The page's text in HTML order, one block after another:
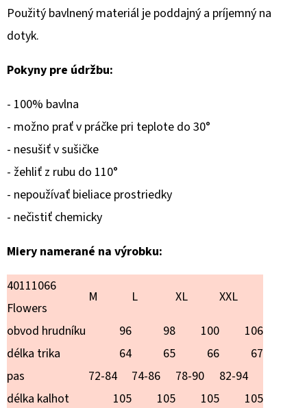
Použitý bavlnený materiál je poddajný a príjemný na
dotyk.
Pokyny pre údržbu:
- 100% bavlna
- možno prať v práčke pri teplote do 30°
- nesušiť v sušičke
- žehliť z rubu do 110°
- nepoužívať bieliace prostriedky
- nečistiť chemicky
Miery namerané na výrobku:
40111066
Flowers
M L XL
XXL
obvod hrudníku
96 98 100
106
délka trika
64 65 66
67
pas
72-84 74-86 78-90
82-94
délka kalhot
105 105 105 105
DÁMSKA
NOČNÁ
KOŠEĽA
RAMIENKA
ZUZANA
€12,90